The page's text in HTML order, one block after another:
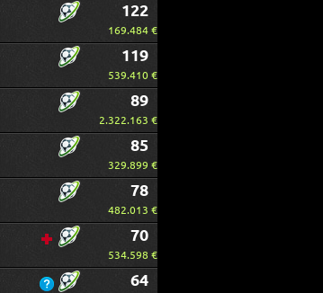
122
169.484 €
119
539.410 €
89
2.322.163 €
85
329.899 €
78
482.013 €
70
534.598 €
64